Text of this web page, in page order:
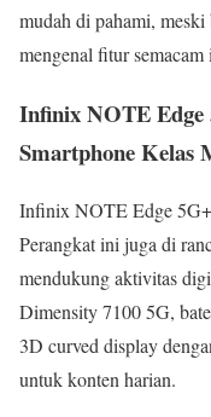
mudah di pahami,
mengenal fitur semacam
Infinix NOTE
Smartphone Kelas
Infinix NOTE Edge 5G+
Perangkat ini juga di
mendukung aktivitas
Dimensity 7100 5G,
3D curved display
untuk konten harian.